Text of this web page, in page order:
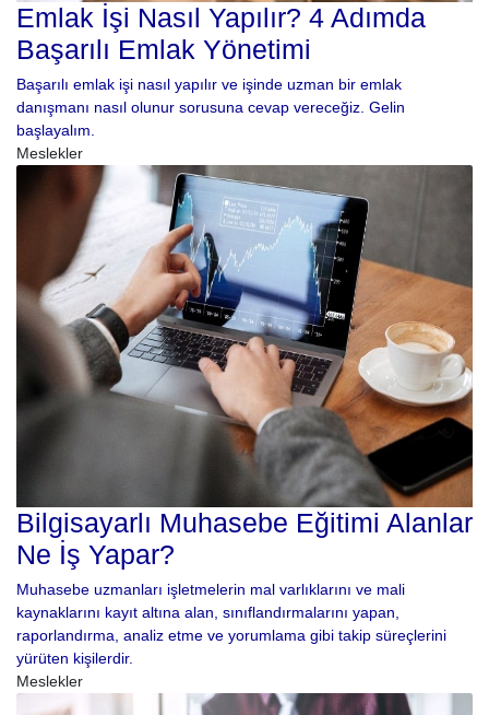
Emlak İşi Nasıl Yapılır? 4 Adımda
Başarılı Emlak Yönetimi
Başarılı emlak işi nasıl yapılır ve işinde uzman bir emlak
danışmanı nasıl olunur sorusuna cevap vereceğiz. Gelin
başlayalım.
Meslekler
Bilgisayarlı Muhasebe Eğitimi Alanlar
Ne İş Yapar?
Muhasebe uzmanları işletmelerin mal varlıklarını ve mali
kaynaklarını kayıt altına alan, sınıflandırmalarını yapan,
raporlandırma, analiz etme ve yorumlama gibi takip süreçlerini
yürüten kişilerdir.
Meslekler